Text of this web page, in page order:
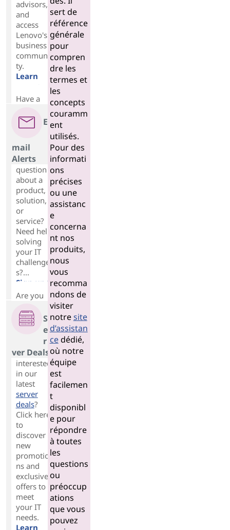
advisors,
and
access
Lenovo's
business
communi
ty.
Learn
E
mail
Alerts
Have a
question
about a
product,
solution,
or
service?
Need help
solving
your IT
challenge
s?...
Sign up >
S
e
r
ver Deals
Are you
interested
in our
latest
server
deals?
Click here
to
discover
new
promotio
ns and
exclusive
offers to
meet
your IT
needs.
Learn
sert de
référence
générale
pour
compren
dre les
termes et
les
concepts
couramm
ent
utilisés.
Pour des
informati
ons
précises
ou une
assistanc
e
concerna
nt nos
produits,
nous
vous
recomma
ndons de
visiter
notresite
d’assistan
cedédié,
où notre
équipe
est
facilemen
t
disponibl
e pour
répondre
à toutes
les
questions
ou
préoccup
ations
que vous
pouvez